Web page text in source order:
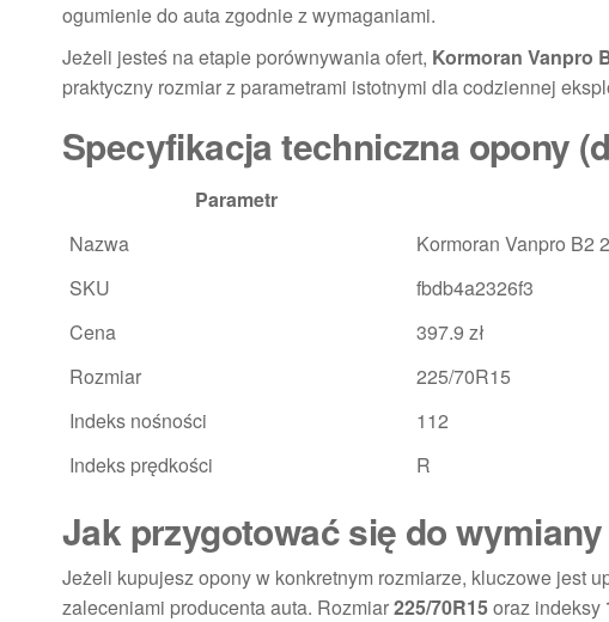
ogumienie do auta zgodnie z wymaganiami.
Jeżeli jesteś na etapie porównywania ofert, Kormoran Vanpro
praktyczny rozmiar z parametrami istotnymi dla codziennej
Specyfikacja techniczna opony
Parametr
Nazwa
Kormoran Vanpro B2
SKU
fbdb4a2326f3
Cena
397.9 zł
Rozmiar
225/70R15
Indeks nośności
112
Indeks prędkości
R
Jak przygotować się do
Jeżeli kupujesz opony w konkretnym rozmiarze, kluczowe jest
zaleceniami producenta auta. Rozmiar225/70R15oraz indeksy